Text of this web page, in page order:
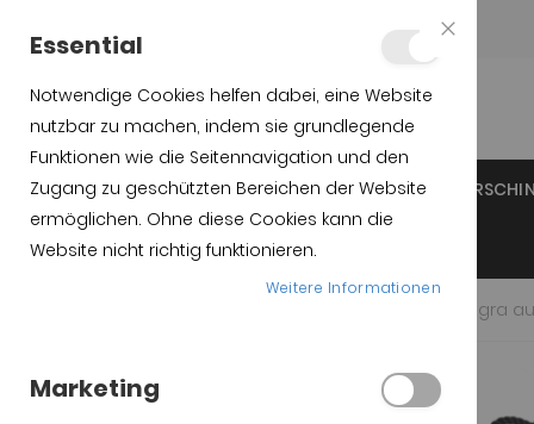
INICIO IBERICO SCHINKEN IBERICO
GESCHNITTEN / TAPAS
Iberico Schinken kaufen – Bellota & Pata Negra
Zum Ende der
Bildgalerie springen
Zum Anfang der
Bildgalerie springen
Essential
Notwendige Cookies helfen dabei, eine Website
nutzbar zu machen, indem sie grundlegende
Funktionen wie die Seitennavigation und den
Zugang zu geschützten Bereichen der Website
ermöglichen. Ohne diese Cookies kann die
Website nicht richtig funktionieren.
Weitere Informationen
Marketing